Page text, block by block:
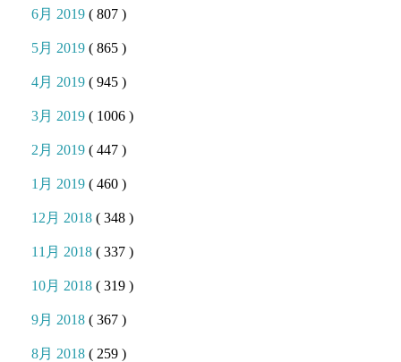
6月 2019( 807 )
5月 2019( 865 )
4月 2019( 945 )
3月 2019( 1006 )
2月 2019( 447 )
1月 2019( 460 )
12月 2018( 348 )
11月 2018( 337 )
10月 2018( 319 )
9月 2018( 367 )
8月 2018( 259 )